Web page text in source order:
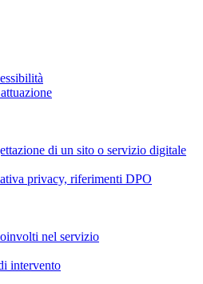
di un sito o servizio digitale
privacy, riferimenti DPO
nel servizio
intervento